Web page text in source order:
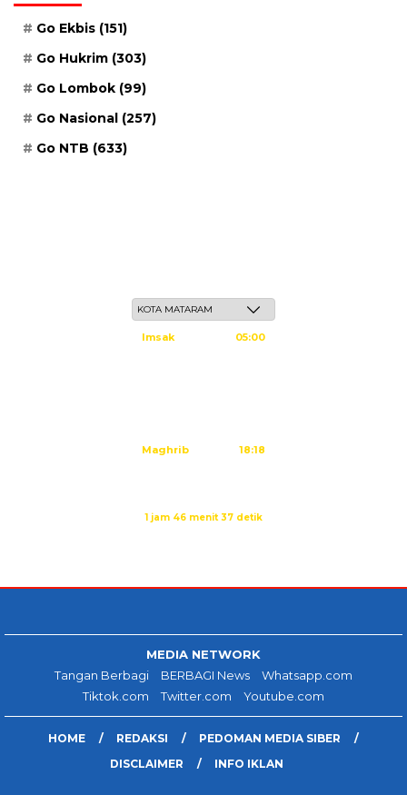
Go Ekbis (151)
Go Hukrim (303)
Go Lombok (99)
Go Nasional (257)
Go NTB (633)
Imsak 05:00
Maghrib 18:18
1 jam 46 menit 37 detik
MEDIA NETWORK
Tangan Berbagi
BERBAGI News
Whatsapp.com
Tiktok.com
Twitter.com Youtube.com
HOME REDAKSI
PEDOMAN MEDIA SIBER
DISCLAIMER
INFO IKLAN